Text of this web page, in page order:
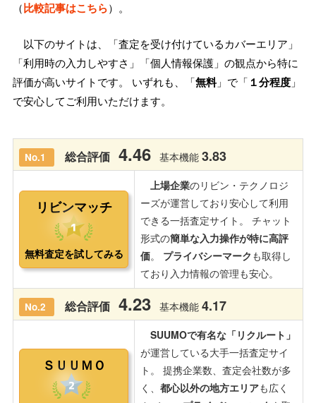
（比較記事はこちら）。
以下のサイトは、「査定を受け付けているカバーエリア」
「利用時の入力しやすさ」「個人情報保護」の観点から特に
評価が高いサイトです。 いずれも、「無料」で「 １分程度 」
で安心してご利用いただけます。